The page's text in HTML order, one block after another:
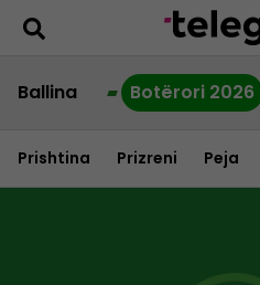
Ballina Botërori 2026
Prishtina Prizreni Peja